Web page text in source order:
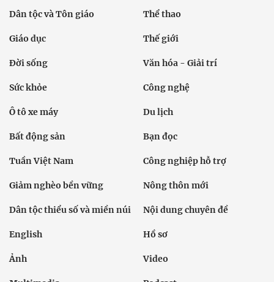
Dân tộc và Tôn giáo Thể thao
Giáo dục Thế giới
Đời sống Văn hóa - Giải trí
Sức khỏe Công nghệ
Ô tô xe máy Du lịch
Bất động sản Bạn đọc
Tuần Việt Nam Công nghiệp hỗ trợ
Giảm nghèo bền vững Nông thôn mới
Dân tộc thiểu số và miền núi Nội dung chuyên đề
English Hồ sơ
Ảnh Video